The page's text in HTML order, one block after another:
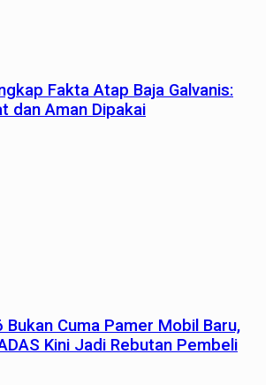
Fakta Atap Baja Galvanis:
dan Aman Dipakai
Bukan Cuma Pamer Mobil Baru,
Kini Jadi Rebutan Pembeli